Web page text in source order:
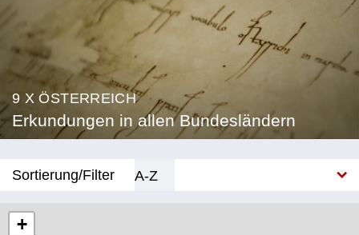
9 X ÖSTERREICH
Erkundungen in allen Bundesländern
Sortierung/Filter
A-Z
+